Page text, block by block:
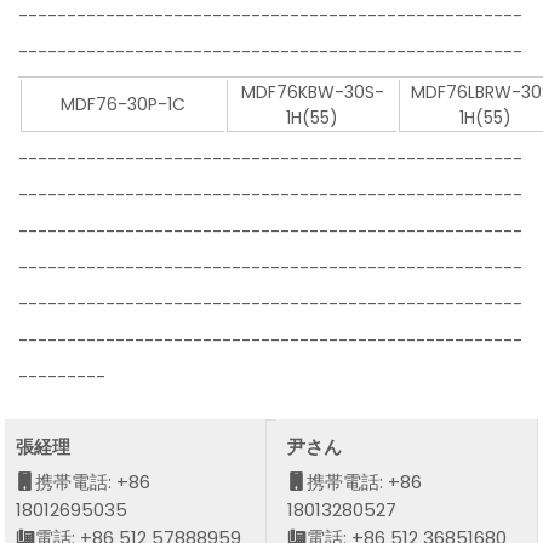
----------------------------------------------------
----------------------------------------------------
MDF76-30P-1C
MDF76KBW-30S-
1H(55)
MDF76LBRW-
1H(55)
----------------------------------------------------
----------------------------------------------------
----------------------------------------------------
----------------------------------------------------
----------------------------------------------------
----------------------------------------------------
---------
張経理
携帯電話: +86
18012695035
電話: +86 512 57888959
尹さん
携帯電話: +86
18013280527
電話: +86 512 36851680